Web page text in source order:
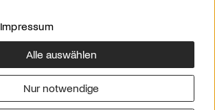
Downloads
Werben
Impressum
Impressum
Alle auswählen
Nur notwendige